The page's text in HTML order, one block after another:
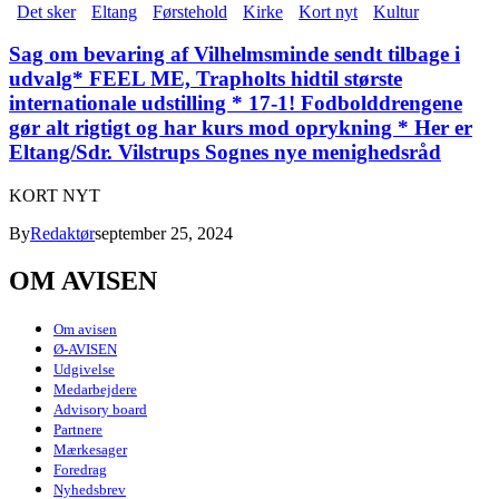
Det sker Eltang Førstehold Kirke Kort nyt Kultur
Sag om bevaring af Vilhelmsminde sendt tilbage i
udvalg* FEEL ME, Trapholts hidtil største
internationale udstilling * 17-1! Fodbolddrengene
gør alt rigtigt og har kurs mod oprykning * Her er
Eltang/Sdr. Vilstrups Sognes nye menighedsråd
KORT NYT
ByRedaktørseptember 25, 2024
OM AVISEN
Om avisen
Ø-AVISEN
Udgivelse
Medarbejdere
Advisory board
Partnere
Mærkesager
Foredrag
Nyhedsbrev